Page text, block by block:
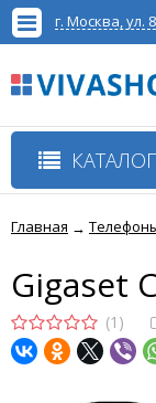
г. Москва, ул.
Главная →
Gigaset
(1)